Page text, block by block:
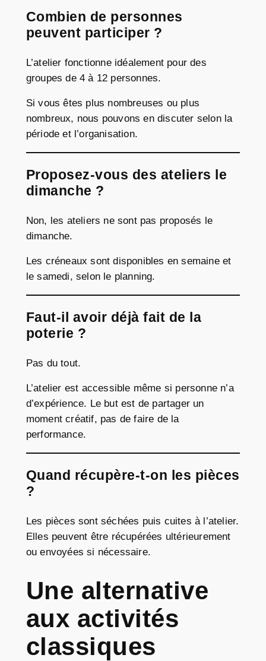
Combien de personnes
peuvent participer ?
L’atelier fonctionne idéalement pour des
groupes de 4 à 12 personnes.
Si vous êtes plus nombreuses ou plus
nombreux, nous pouvons en discuter selon la
période et l’organisation.
Proposez-vous des ateliers le
dimanche ?
Non, les ateliers ne sont pas proposés le
dimanche.
Les créneaux sont disponibles en semaine et
le samedi, selon le planning.
Faut-il avoir déjà fait de la
poterie ?
Pas du tout.
L’atelier est accessible même si personne n’a
d’expérience. Le but est de partager un
moment créatif, pas de faire de la
performance.
Quand récupère-t-on les pièces
?
Les pièces sont séchées puis cuites à l’atelier.
Elles peuvent être récupérées ultérieurement
ou envoyées si nécessaire.
Une alternative
aux activités
classiques